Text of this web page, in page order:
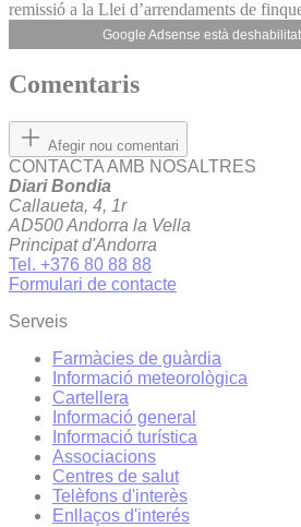
remissió a la Llei d’arrendaments de
Google Adsense està deshabilitat.
Comentaris
Afegir nou comentari
CONTACTA AMB NOSALTRES
Diari Bondia
Callaueta, 4, 1r
AD500 Andorra la Vella
Principat d'Andorra
Tel. +376 80 88 88
Formulari de contacte
Serveis
Farmàcies de guàrdia
Informació meteorològica
Cartellera
Informació general
Informació turística
Associacions
Centres de salut
Telèfons d'interès
Enllaços d'interés